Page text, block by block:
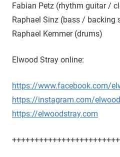
Fabian Petz (rhythm guitar /
Raphael Sinz (bass / backing
Raphael Kemmer (drums)
Elwood Stray online:
https://www.facebook.com/
https://instagram.com/
https://elwoodstray.com